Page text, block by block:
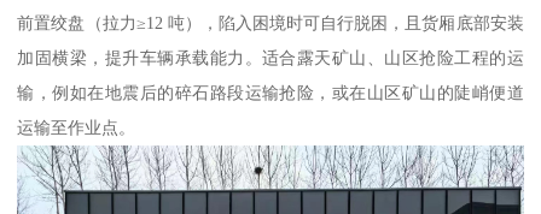
前置绞盘（拉力≥12 吨），陷入困境时可自行脱困，且货厢底部安装
加固横梁，提升车辆承载能力。适合露天矿山、山区抢险工程的运
输，例如在地震后的碎石路段运输抢险，或在山区矿山的陡峭便道
运输至作业点。​